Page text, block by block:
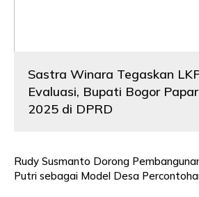
Sastra Winara Tegaskan
Evaluasi, Bupati Bogor
2025 di DPRD
Rudy Susmanto Dorong
Putri sebagai Model Desa